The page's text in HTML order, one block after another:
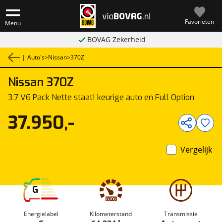
Menu Favorieten
BOVAG Zekerheid
| Auto's>Nissan>370Z
Nissan 370Z
3.7 V6 Pack Nette staat! keurige auto en Full Option
G
Energielabel Kilometerstand Transmissie
37.950,-
Vergelijk